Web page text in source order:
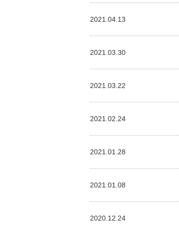
2021.04.13
2021.03.30
2021.03.22
2021.02.24
2021.01.28
2021.01.08
2020.12.24